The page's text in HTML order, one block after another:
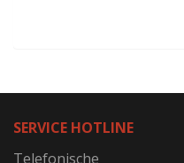
SERVICE HOTLINE
Telefonische